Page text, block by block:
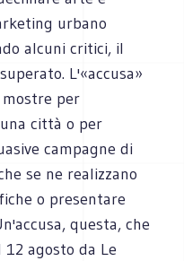
urbano
alcuni critici, il
L'«accusa»
per
città o per
campagne di
se ne realizzano
o presentare
questa, che
agosto da Le